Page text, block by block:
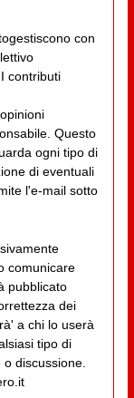
con
contributi
Questo
ogni tipo di
di eventuali
l'e-mail sotto
comunicare
pubblicato
dei
a chi lo userà
tipo di
discussione.